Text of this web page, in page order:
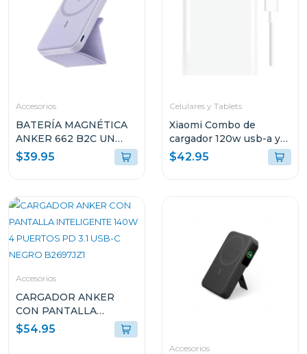
Accesorios
BATERÍA MAGNÉTICA
ANKER 662 B2C UN
VIOLETA A16140V1
$39.95
Celulares y Tablets
Xiaomi Combo de
cargador 120w usb-a y
cable de carga usb-c
mdy13
$42.95
Accesorios
CARGADOR ANKER
CON PANTALLA
INTELIGENTE 140W 4
PUERTOS PD 3.1 USB-C
$54.95
Accesorios